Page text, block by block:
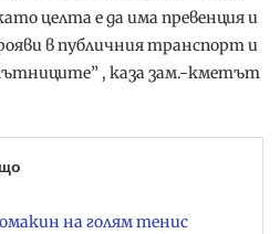
целта е да има превенция и
в публичния транспорт и
, каза зам.-кметът
на голям тенис